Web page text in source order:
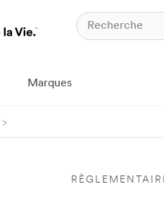
Marques